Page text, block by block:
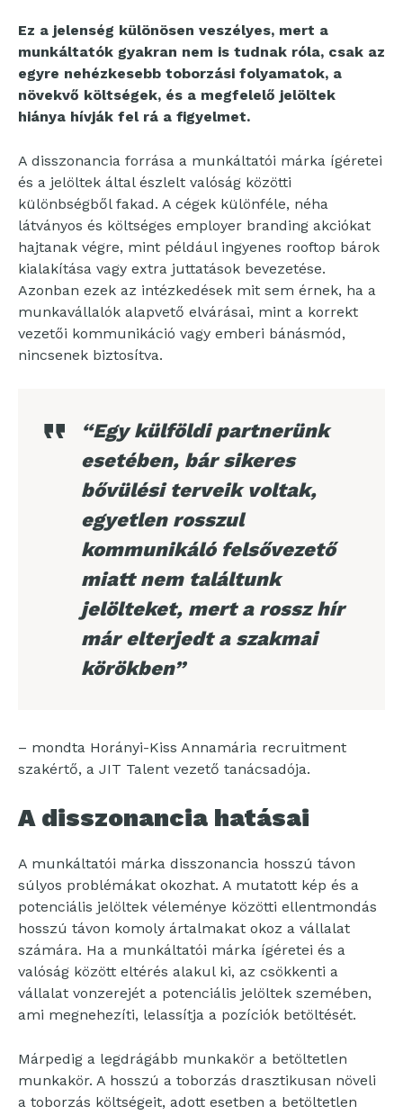
Ez a jelenség különösen veszélyes, mert a
munkáltatók gyakran nem is tudnak róla, csak az
egyre nehézkesebb toborzási folyamatok, a
növekvő költségek, és a megfelelő jelöltek
hiánya hívják fel rá a figyelmet.
A disszonancia forrása a munkáltatói márka ígéretei
és a jelöltek által észlelt valóság közötti
különbségből fakad. A cégek különféle, néha
látványos és költséges employer branding akciókat
hajtanak végre, mint például ingyenes rooftop bárok
kialakítása vagy extra juttatások bevezetése.
Azonban ezek az intézkedések mit sem érnek, ha a
munkavállalók alapvető elvárásai, mint a korrekt
vezetői kommunikáció vagy emberi bánásmód,
nincsenek biztosítva.
“Egy külföldi partnerünk
esetében, bár sikeres
bővülési terveik voltak,
egyetlen rosszul
kommunikáló felsővezető
miatt nem találtunk
jelölteket, mert a rossz hír
már elterjedt a szakmai
körökben”
– mondta Horányi-Kiss Annamária recruitment
szakértő, a JIT Talent vezető tanácsadója.
A disszonancia hatásai
A munkáltatói márka disszonancia hosszú távon
súlyos problémákat okozhat. A mutatott kép és a
potenciális jelöltek véleménye közötti ellentmondás
hosszú távon komoly ártalmakat okoz a vállalat
számára. Ha a munkáltatói márka ígéretei és a
valóság között eltérés alakul ki, az csökkenti a
vállalat vonzerejét a potenciális jelöltek szemében,
ami megnehezíti, lelassítja a pozíciók betöltését.
Márpedig a legdrágább munkakör a betöltetlen
munkakör. A hosszú a toborzás drasztikusan növeli
a toborzás költségeit, adott esetben a betöltetlen